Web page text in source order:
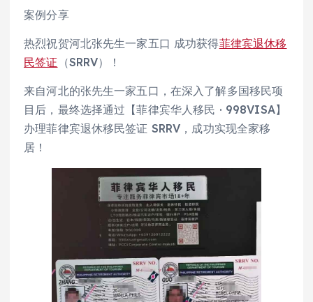
案例分享
热烈祝贺河北张先生一家五口 成功获得菲律宾退休移
民签证 （SRRV）！
来自河北的张先生一家五口，在深入了解多国移民项
目后，最终选择通过【菲律宾华人移民 · 998VISA】
办理菲律宾退休移民签证 SRRV，成功实现全家移
居！